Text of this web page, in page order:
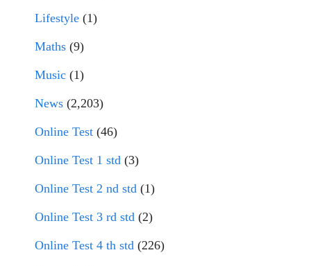
Lifestyle (1)
Maths (9)
Music (1)
News (2,203)
Online Test (46)
Online Test 1 std (3)
Online Test 2 nd std (1)
Online Test 3 rd std (2)
Online Test 4 th std (226)